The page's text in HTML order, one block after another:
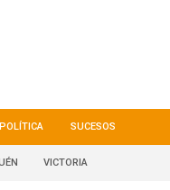
POLÍTICA SUCESOS
VICTORIA